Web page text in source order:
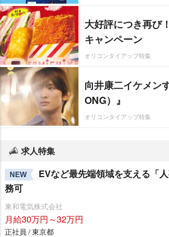
大好評につき再び
キャンペーン
オリコンタイアップ特集
向井康二イケメン
ONG）』
オリコンタイアップ特集
求人特集
NEW
EVなど最先端領域を支える「
務可
東和電気株式会社
月給30万円～32万円
正社員 / 東京都